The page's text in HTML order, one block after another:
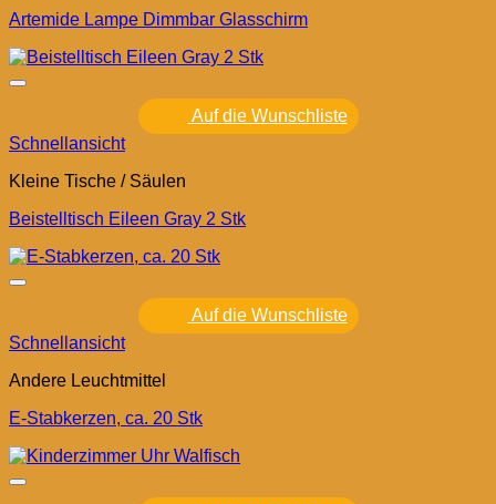
Artemide Lampe Dimmbar Glasschirm
Auf die Wunschliste
Schnellansicht
Kleine Tische / Säulen
Beistelltisch Eileen Gray 2 Stk
Auf die Wunschliste
Schnellansicht
Andere Leuchtmittel
E-Stabkerzen, ca. 20 Stk